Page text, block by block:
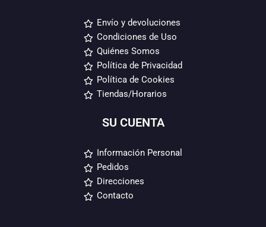
Envío y devoluciones
Condiciones de Uso
Quiénes Somos
Política de Privacidad
Política de Cookies
Tiendas/Horarios
SU CUENTA
Información Personal
Pedidos
Direcciones
Contacto